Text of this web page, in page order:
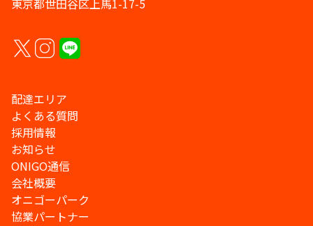
東京都世田谷区上馬1-17-5
配達エリア
よくある質問
採用情報
お知らせ
ONIGO通信
会社概要
オニゴーパーク
協業パートナー